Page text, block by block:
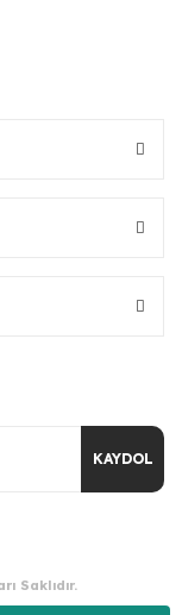
KAYDOL
Saklıdır.